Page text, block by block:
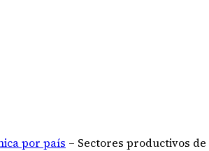
por país – Sectores productivos